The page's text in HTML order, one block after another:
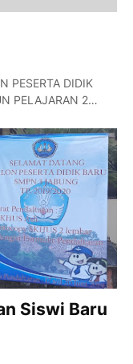
PESERTA DIDIK
PELAJARAN 2…
Siswi Baru